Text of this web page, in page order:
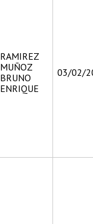
RAMIREZ
MUÑOZ
BRUNO
ENRIQUE
03/02/